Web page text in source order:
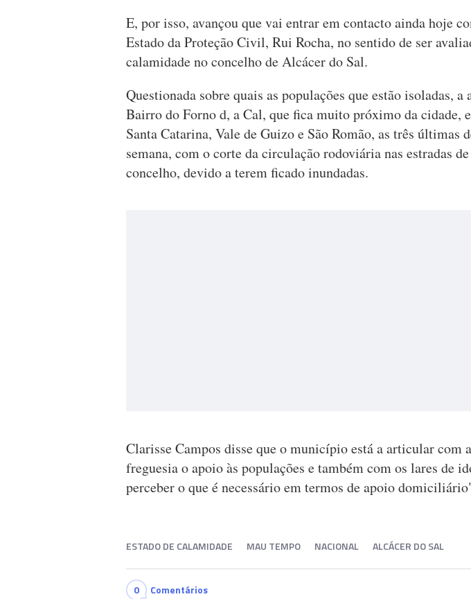
E, por isso, avançou que vai entrar em contacto ainda hoje
Estado da Proteção Civil, Rui Rocha, no sentido de ser
calamidade no concelho de Alcácer do Sal.
Questionada sobre quais as populações que estão isoladas, a
Bairro do Forno d, a Cal, que fica muito próximo da cidade, e
Santa Catarina, Vale de Guizo e São Romão, as três últimas
semana, com o corte da circulação rodoviária nas estradas de
concelho, devido a terem ficado inundadas.
Clarisse Campos disse que o município está a articular com
freguesia o apoio às populações e também com os lares de
perceber o que é necessário em termos de apoio
ESTADO DE CALAMIDADE MAU TEMPO NACIONAL ALCÁCER DO SAL
0 Comentários